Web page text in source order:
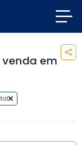
venda em